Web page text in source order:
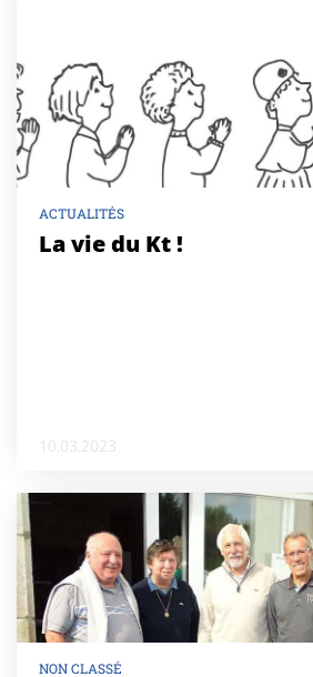
ACTUALITÉS
La vie du Kt !
10.03.2023
NON CLASSÉ